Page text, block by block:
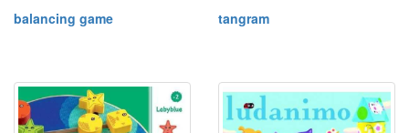
balancing game tangram